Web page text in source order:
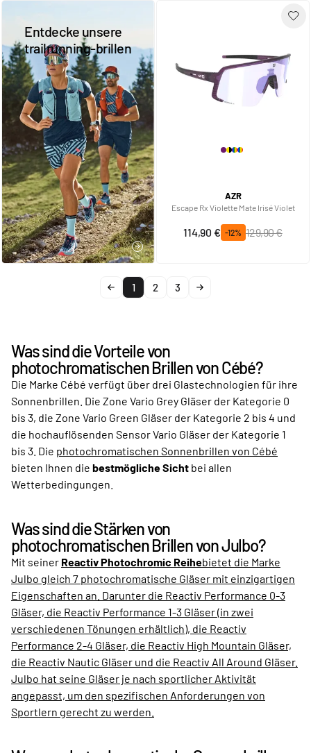
Entdecke unsere
trailrunning-brillen
JETZT ENTDECKEN
AZR
Escape Rx Violette Mate Irisé Violet
Sonderpreis
114,90 € -12%
Regulärer Preis
129,90 €
1 2 3
Was sind die Vorteile von
photochromatischen Brillen von Cébé?
Die Marke Cébé verfügt über drei Glastechnologien für ihre
Sonnenbrillen. Die Zone Vario Grey Gläser der Kategorie 0
bis 3, die Zone Vario Green Gläser der Kategorie 2 bis 4 und
die hochauflösenden Sensor Vario Gläser der Kategorie 1
bis 3. Die photochromatischen Sonnenbrillen von Cébé
bieten Ihnen die bestmögliche Sicht bei allen
Wetterbedingungen.
Was sind die Stärken von
photochromatischen Brillen von Julbo?
Mit seiner Reactiv Photochromic Reihebietet die Marke
Julbo gleich 7 photochromatische Gläser mit einzigartigen
Eigenschaften an. Darunter die Reactiv Performance 0-3
Gläser, die Reactiv Performance 1-3 Gläser (in zwei
verschiedenen Tönungen erhältlich), die Reactiv
Performance 2-4 Gläser, die Reactiv High Mountain Gläser,
die Reactiv Nautic Gläser und die Reactiv All Around Gläser.
Julbo hat seine Gläser je nach sportlicher Aktivität
angepasst, um den spezifischen Anforderungen von
Sportlern gerecht zu werden.